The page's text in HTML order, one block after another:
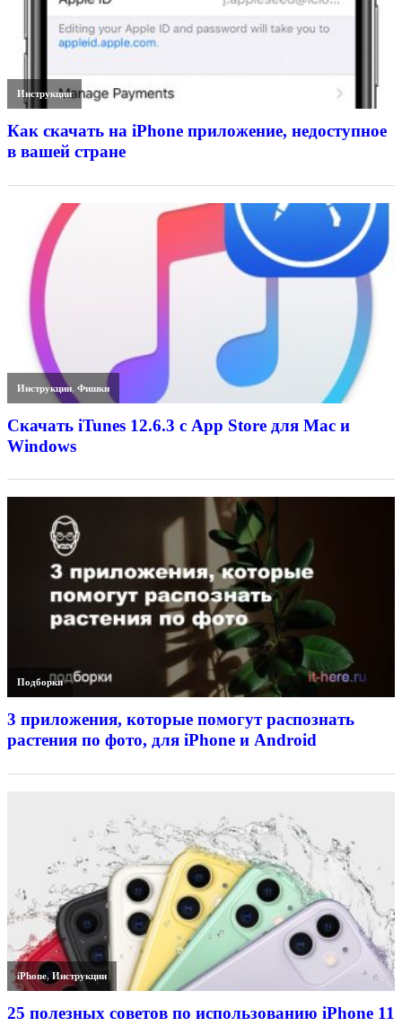
Инструкции
Как скачать на iPhone приложение, недоступное
в вашей стране
Инструкции,Фишки
Скачать iTunes 12.6.3 с App Store для Mac и
Windows
Подборки
3 приложения, которые помогут распознать
растения по фото, для iPhone и Android
iPhone,Инструкции
25 полезных советов по использованию iPhone 11